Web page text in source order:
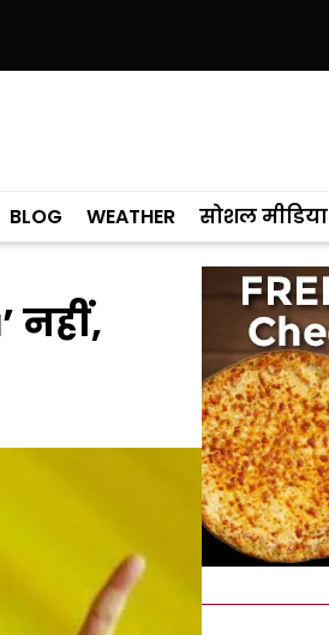
BLOG WEATHER सोशल मीडिया
नहीं,